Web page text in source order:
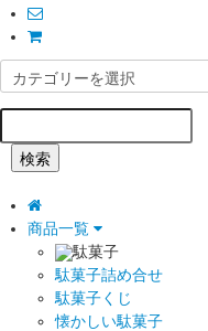
検索
商品一覧
駄菓子
駄菓子詰め合せ
駄菓子くじ
懐かしい駄菓子